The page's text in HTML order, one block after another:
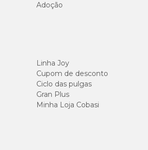
Adoção
Linha Joy
Cupom de desconto
Ciclo das pulgas
Gran Plus
Minha Loja Cobasi